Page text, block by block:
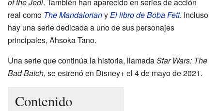
real como The MandalorianyEl libro de Boba Fett. Incluso
hay una serie dedicada a uno de sus personajes
principales, Ahsoka Tano.
Una serie que continúa la historia, llamadaStar Wars: The
Bad Batch, se estrenó en Disney+ el 4 de mayo de 2021.
Contenido